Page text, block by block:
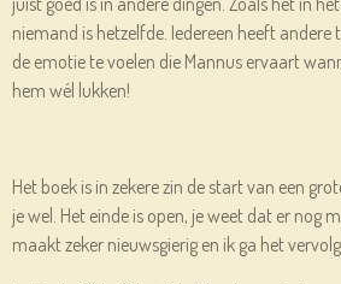
niemand is hetzelfde. Iedereen heeft andere
de emotie te voelen die Mannus ervaart
hem wél lukken!
Het boek is in zekere zin de start van een
je wel. Het einde is open, je weet dat er nog
maakt zeker nieuwsgierig en ik ga het